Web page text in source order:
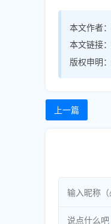
本文作者：
本文链接：
版权申明：
上一篇